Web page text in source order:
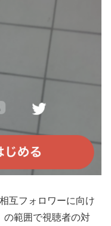
互フォロワーに向け
の範囲で視聴者の対